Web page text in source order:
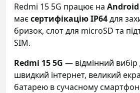
Redmi 15 5G працює на Android
маєсертифікацію IP64для
бризок, слот для microSD та
SIM.
Redmi 15 5G — відмінний вибір
швидкий інтернет, великий
батарею в сучасному